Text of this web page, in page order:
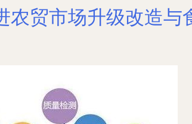
农贸市场升级改造与